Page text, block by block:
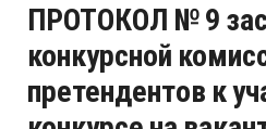
ПРОТОКОЛ № 9
конкурсной
претендентов к